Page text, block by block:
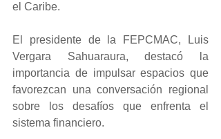
el Caribe.
El presidente de la FEPCMAC, Luis
Vergara Sahuaraura, destacó la
importancia de impulsar espacios que
favorezcan una conversación regional
sobre los desafíos que enfrenta el
sistema financiero.